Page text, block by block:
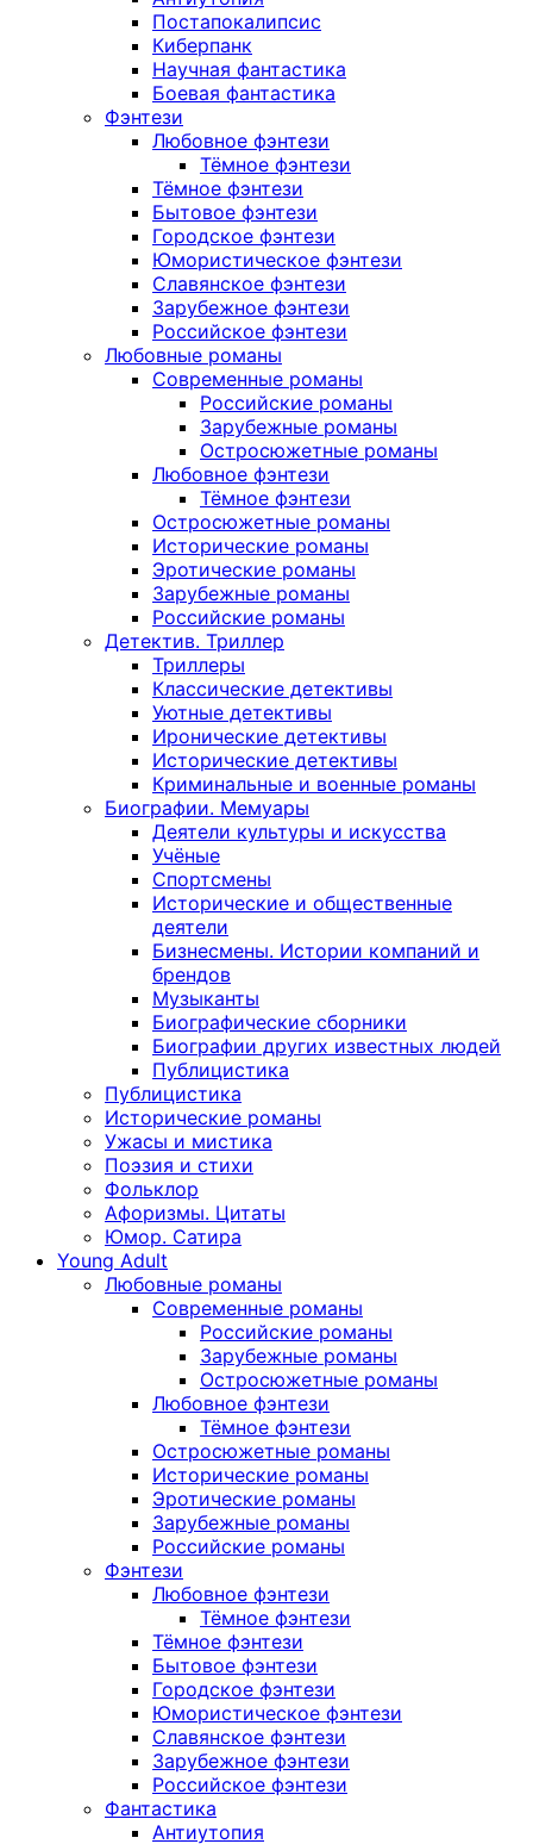
Постапокалипсис
Киберпанк
Научная фантастика
Боевая фантастика
Фэнтези
Любовное фэнтези
Тёмное фэнтези
Тёмное фэнтези
Бытовое фэнтези
Городское фэнтези
Юмористическое фэнтези
Славянское фэнтези
Зарубежное фэнтези
Российское фэнтези
Любовные романы
Современные романы
Российские романы
Зарубежные романы
Остросюжетные романы
Любовное фэнтези
Тёмное фэнтези
Остросюжетные романы
Исторические романы
Эротические романы
Зарубежные романы
Российские романы
Детектив. Триллер
Триллеры
Классические детективы
Уютные детективы
Иронические детективы
Исторические детективы
Криминальные и военные романы
Биографии. Мемуары
Деятели культуры и искусства
Учёные
Спортсмены
Исторические и общественные
деятели
Бизнесмены. Истории компаний и
брендов
Музыканты
Биографические сборники
Биографии других известных людей
Публицистика
Публицистика
Исторические романы
Ужасы и мистика
Поэзия и стихи
Фольклор
Афоризмы. Цитаты
Юмор. Сатира
Young Adult
Любовные романы
Современные романы
Российские романы
Зарубежные романы
Остросюжетные романы
Любовное фэнтези
Тёмное фэнтези
Остросюжетные романы
Исторические романы
Эротические романы
Зарубежные романы
Российские романы
Фэнтези
Любовное фэнтези
Тёмное фэнтези
Тёмное фэнтези
Бытовое фэнтези
Городское фэнтези
Юмористическое фэнтези
Славянское фэнтези
Зарубежное фэнтези
Российское фэнтези
Фантастика
Антиутопия